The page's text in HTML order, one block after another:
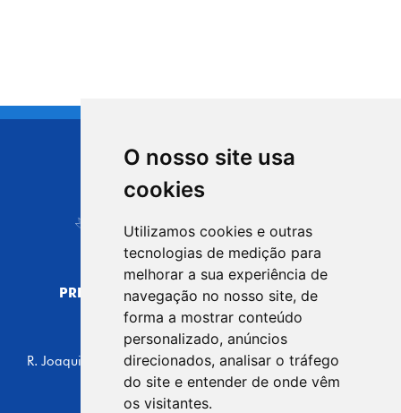
O nosso site usa
cookies
Utilizamos cookies e outras
tecnologias de medição para
melhorar a sua experiência de
navegação no nosso site, de
forma a mostrar conteúdo
personalizado, anúncios
direcionados, analisar o tráfego
do site e entender de onde vêm
os visitantes.
CIDADE DE
Carapicuíba
PREFEITURA MUNICIPAL DE CARAPICUÍBA
CNPJ: 44.892.693/0001-40
CENTRO ADMINISTRATIVO
R. Joaquim das Neves, 211 - Vila Caldas, Carapicuíba/SP
CEP: 06310-030, Brasil
Telefone: 4164-5500